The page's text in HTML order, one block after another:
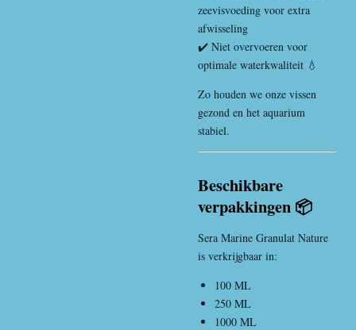
zeevisvoeding voor extra
afwisseling
✔️ Niet overvoeren voor
optimale waterkwaliteit 💧
Zo houden we onze vissen
gezond en het aquarium
stabiel.
Beschikbare
verpakkingen 📦
Sera Marine Granulat Nature
is verkrijgbaar in:
100 ML
250 ML
1000 ML